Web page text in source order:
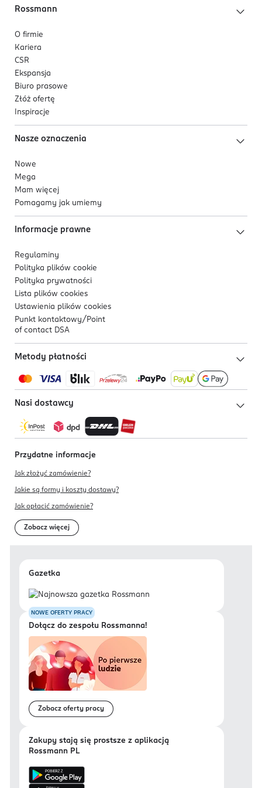
Rossmann
O firmie
Kariera
CSR
Ekspansja
Biuro prasowe
Złóż ofertę
Inspiracje
Nasze oznaczenia
Nowe
Mega
Mam więcej
Pomagamy jak umiemy
Informacje prawne
Regulaminy
Polityka plików cookie
Polityka prywatności
Lista plików cookies
Ustawienia plików cookies
Punkt kontaktowy/ Point
of contact DSA
Metody płatności
Nasi dostawcy
Przydatne informacje
Jak złożyć zamówienie?
Jakie są formy i koszty dostawy?
Jak opłacić zamówienie?
Zobacz więcej
Gazetka
NOWE OFERTY PRACY
Dołącz do zespołu Rossmanna!
Zobacz oferty pracy
Zakupy stają się prostsze z aplikacją
Rossmann PL